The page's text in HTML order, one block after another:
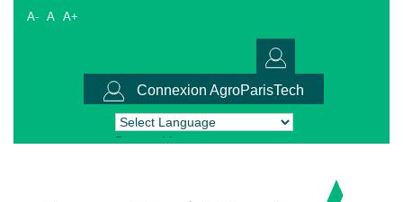
A- A A+
Connexion AgroParisTech
Powered by Translate